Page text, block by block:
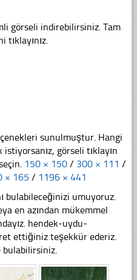
görseli indirebilirsiniz. Tam
tıklayınız.
sunulmuştur. Hangi
görseli tıklayın
150 × 150 / 300 × 111 /
× 165 / 1196 × 441
bulabileceğinizi umuyoruz.
en azından mükemmel
hendek-uydu-
ettiğiniz teşekkür ederiz.
bulabilirsiniz.